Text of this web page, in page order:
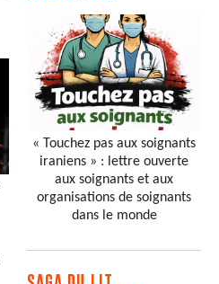
« Touchez pas aux soignants
iraniens » : lettre ouverte
aux soignants et aux
organisations de soignants
dans le monde